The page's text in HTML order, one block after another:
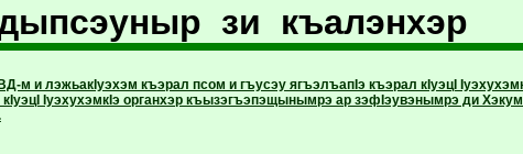
зи къалэнхэр
м и лэжьакIуэхэм къэрал псом и гъусэу ягъэлъапIэ къэрал кIуэцI
IуэхухэмкIэ органхэр къызэгъэпэщынымрэ ар зэфIэувэнымрэ ди